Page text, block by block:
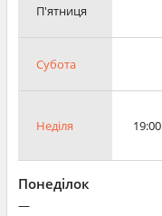
П'ятниця
Субота
Неділя 19:00
Понеділок
—